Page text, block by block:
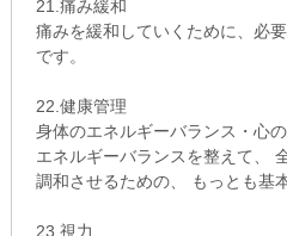
21.痛み緩和
痛みを緩和していくために、必
です。
22.健康管理
身体のエネルギーバランス・心
エネルギーバランスを整えて、
調和させるための、 もっとも基
23.視力